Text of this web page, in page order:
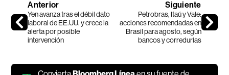
Anterior
Yen avanza tras el débil dato
laboral de EE.UU. y crece la
alerta por posible
intervención
Siguiente
Petrobras, Itaú y Vale:
acciones recomendadas en
Brasil para agosto, según
bancos y corredurías